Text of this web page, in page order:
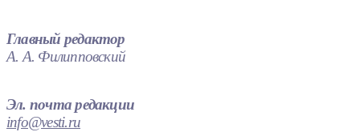
Главный редактор
А. А. Филипповский
Эл. почта редакции
info@vesti.ru